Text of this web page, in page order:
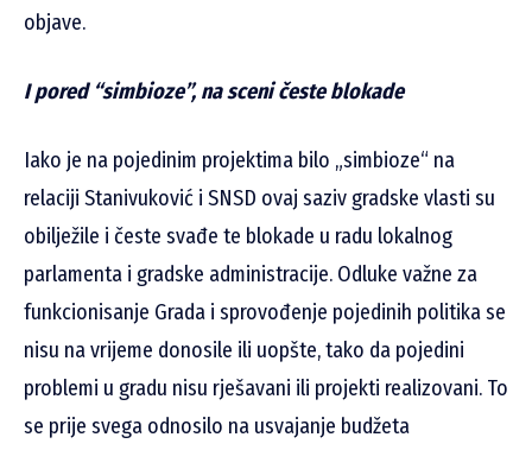
objave.
I pored “simbioze”, na sceni česte blokade
Iako je na pojedinim projektima bilo „simbioze“ na
relaciji Stanivuković i SNSD ovaj saziv gradske vlasti su
obilježile i česte svađe te blokade u radu lokalnog
parlamenta i gradske administracije. Odluke važne za
funkcionisanje Grada i sprovođenje pojedinih politika se
nisu na vrijeme donosile ili uopšte, tako da pojedini
problemi u gradu nisu rješavani ili projekti realizovani. To
se prije svega odnosilo na usvajanje budžeta